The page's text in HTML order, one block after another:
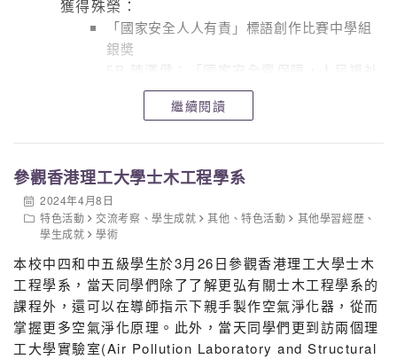
獲得殊榮：
「國家安全人人有責」標語創作比賽中學組
銀奬
5B 陳澤健：「國家安全齊保障，人民福祉
同樂享。」
「網絡安全要留神」WhatsApp貼圖設計比
4C 薛國偉）
繼續閱讀
參觀香港理工大學士木工程學系
2024年4月8日
特色活動
交流考察 、學生成就 其他 、特色活動 其他學習經歷 、
學生成就
學術
本校中四和中五級學生於3月26日參觀香港理工大學士木
工程學系，當天同學們除了了解更弘有關士木工程學系的
課程外，還可以在導師指示下親手製作空氣淨化器，從而
掌握更多空氣淨化原理。此外，當天同學們更到訪兩個理
工大學實驗室(Air Pollution Laboratory and Structural